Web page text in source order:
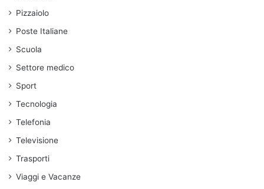
Pizzaiolo
Poste Italiane
Scuola
Settore medico
Sport
Tecnologia
Telefonia
Televisione
Trasporti
Viaggi e Vacanze